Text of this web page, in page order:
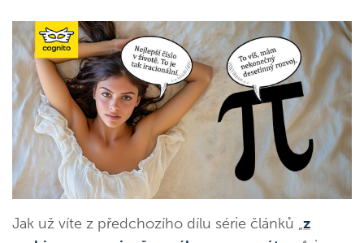
Jak už víte z předchozího dílu série článků „z